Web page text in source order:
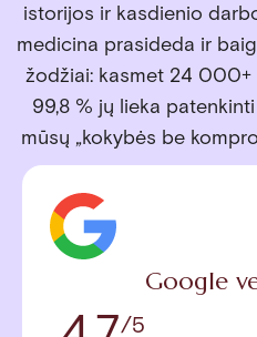
istorijos ir kasdienio
medicina prasideda ir
žodžiai: kasmet 24 000+
99,8 % jų lieka
mūsų „kokybės be
Google
/5